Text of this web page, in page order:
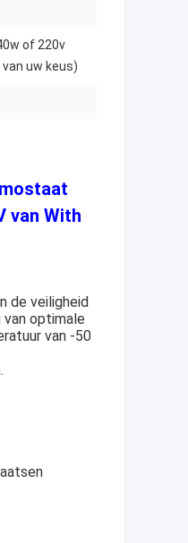
of 220v
uw keus)
van With
de veiligheid
optimale
van -50